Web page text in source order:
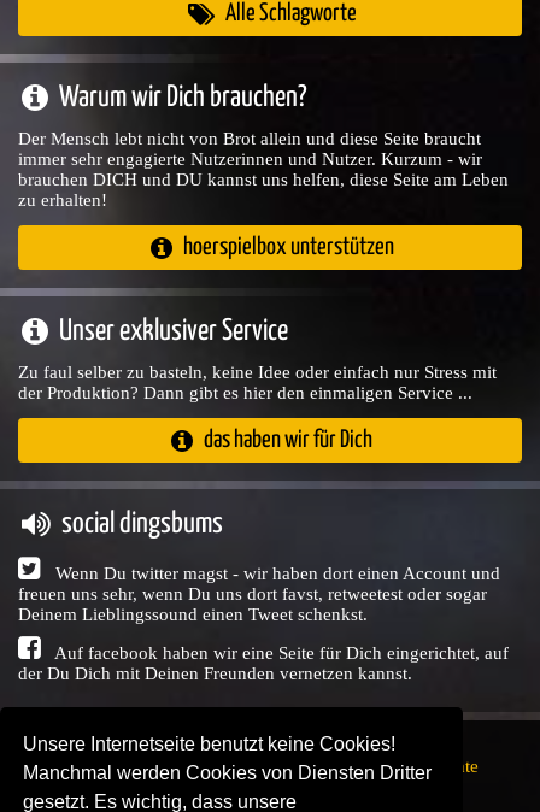
Unsere Internetseite benutzt keine Cookies!
Manchmal werden Cookies von Diensten Dritter
gesetzt. Es wichtig, dass unsere
Alle Schlagworte
Warum wir Dich brauchen?
Der Mensch lebt nicht von Brot allein und diese Seite braucht
immer sehr engagierte Nutzerinnen und Nutzer. Kurzum - wir
brauchen DICH und DU kannst uns helfen, diese Seite am Leben
zu erhalten!
hoerspielbox unterstützen
Unser exklusiver Service
Zu faul selber zu basteln, keine Idee oder einfach nur Stress mit
der Produktion? Dann gibt es hier den einmaligen Service ...
das haben wir für Dich
social dingsbums
Wenn Du twitter magst - wir haben dort einen Account und
freuen uns sehr, wenn Du uns dort favst, retweetest oder sogar
Deinem Lieblingssound einen Tweet schenkst.
Auf facebook haben wir eine Seite für Dich eingerichtet, auf
der Du Dich mit Deinen Freunden vernetzen kannst.
Copyright © Audio Union GbR, 1999 - 2026,Nutzungsrechte